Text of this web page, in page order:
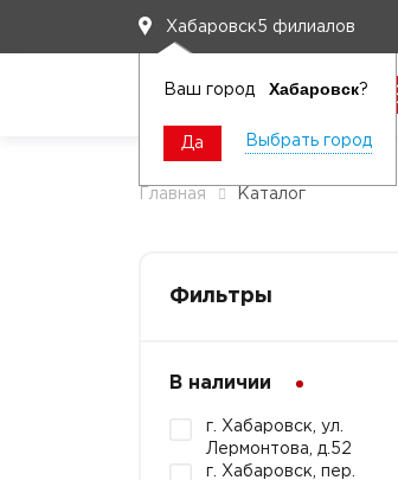
Хабаровск5 филиалов
Ваш город Хабаровск?
Да Выбрать город
Главная Каталог
Фильтры
В наличии
г. Хабаровск, ул.
Лермонтова, д.52
г. Хабаровск, пер.